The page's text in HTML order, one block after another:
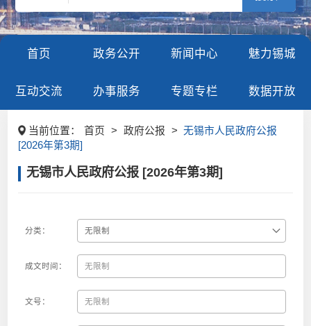
首页 政务公开 新闻中心 魅力锡城
互动交流 办事服务 专题专栏 数据开放
当前位置： 首页 > 政府公报 > 无锡市人民政府公报
[2026年第3期]
无锡市人民政府公报 [2026年第3期]
分类：
成文时间：
文号：